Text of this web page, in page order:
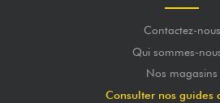
Contactez-nous
Qui sommes-
Nos magasins
Consulter nos guides